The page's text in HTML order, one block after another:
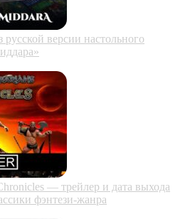
русской версии настольного
— трейлер и дата выхода
фэнтези-жанра